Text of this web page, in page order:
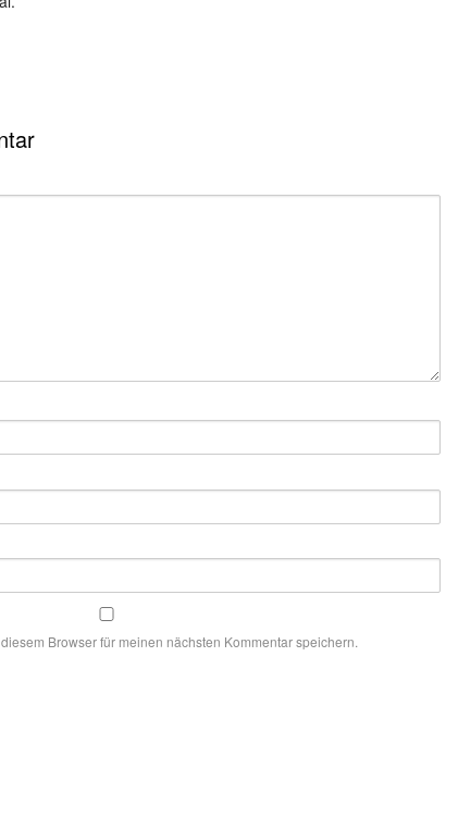
Browser für meinen nächsten Kommentar speichern.